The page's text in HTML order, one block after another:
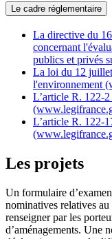
Le cadre réglementaire
La directive du
concernant
publics et privés
La loi du 12
l'environnement
L’article R. 122-
L’article R. 122-
Les projets
Un formulaire
nominatives relatives
renseigner par les
d’aménagements. Une